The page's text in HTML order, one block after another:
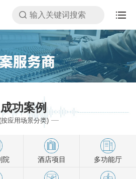
成功案例
按应用场景分类)
院 酒店项目 多功能厅